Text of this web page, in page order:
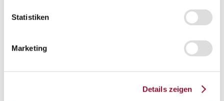
Statistiken
Marketing
Details zeigen